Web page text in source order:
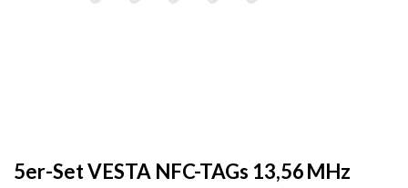
5er-Set VESTA NFC-TAGs 13,56 MHz